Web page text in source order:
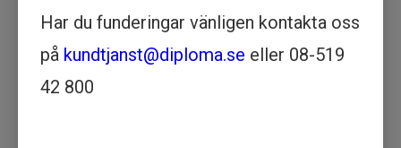
insulininjektioner med vår online utbildning. Du
på nätet. Börja redan idag!
I den här utbildningen får du lära dig om vad
Har du funderingar vänligen kontakta oss
på kundtjanst@diploma.se eller 08-519
42 800